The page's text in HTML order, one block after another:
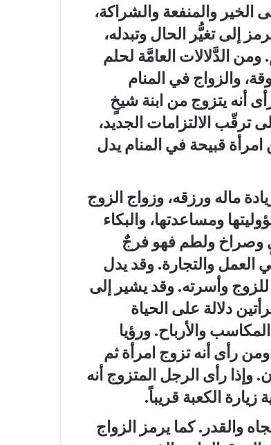
الخير والمنفعة والشراكة،
إلى تغيُّر الحال وتبدله،
الدَّلالات العامَّة لحلم
والزواج في المنام
أنه يتزوج من ابنة شيخٍ
الالتزامات الجديد،
قبيحة في المنام يدل
ماله ورزقه، وزواج الزوج
ومساعدتها، والبكاء
وصراخ ولطم فهو فرجٌ
العمل والتجارة. وقد يدل
وأسرته. وقد يشير إلى
دلالة على الحياة
والأرباح. ورؤيا
رأى أنه تزوج امرأة ثم
رأى الرجل المتزوج أنه
الكعبة قريباً.
والقدر. كما يرمز الزواج